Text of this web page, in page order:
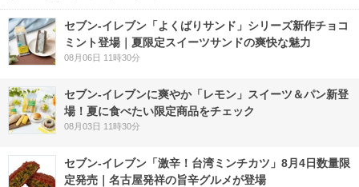
セブン‐イレブン「よくばりサンド」シリーズ新作チョコ
ミント登場｜夏限定スイーツサンドの爽快な魅力
08月06日 11時30分
セブン‐イレブンに爽やか「レモン」スイーツ＆パン新登
場！夏に食べたい限定商品をチェック
08月03日 11時30分
セブン-イレブン「激辛！台湾ミンチカツ」8月4日数量限
定発売｜名古屋発祥の旨辛グルメが登場